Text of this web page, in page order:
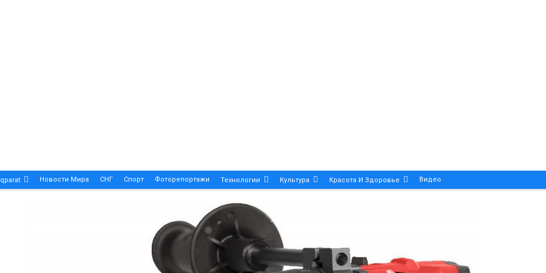
Новости Мира СНГ Спорт Фоторепортажи Технологии Культура Красота И Здоровье Видео
Patek Philippe Calatrava DATE – A True Symbol Of Elegance And Precision